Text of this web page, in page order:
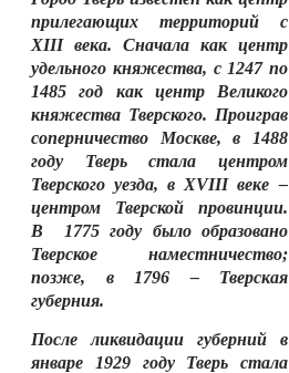
прилегающих территорий с
XIII века. Сначала как центр
удельного княжества, с 1247 по
1485 год как центр Великого
княжества Тверского. Проиграв
соперничество Москве, в 1488
году Тверь стала центром
Тверского уезда, в XVIII веке –
центром Тверской провинции.
В 1775 году было образовано
Тверское наместничество;
позже, в 1796 – Тверская
губерния.
После ликвидации губерний в
январе 1929 году Тверь стала